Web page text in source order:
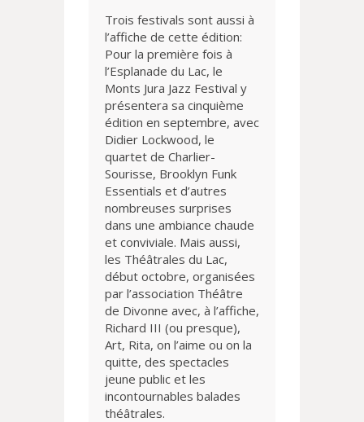
Trois festivals sont aussi à
l’affiche de cette édition:
Pour la première fois à
l’Esplanade du Lac, le
Monts Jura Jazz Festival y
présentera sa cinquième
édition en septembre, avec
Didier Lockwood, le
quartet de Charlier-
Sourisse, Brooklyn Funk
Essentials et d’autres
nombreuses surprises
dans une ambiance chaude
et conviviale. Mais aussi,
les Théâtrales du Lac,
début octobre, organisées
par l’association Théâtre
de Divonne avec, à l’affiche,
Richard III (ou presque),
Art, Rita, on l’aime ou on la
quitte, des spectacles
jeune public et les
incontournables balades
théâtrales.